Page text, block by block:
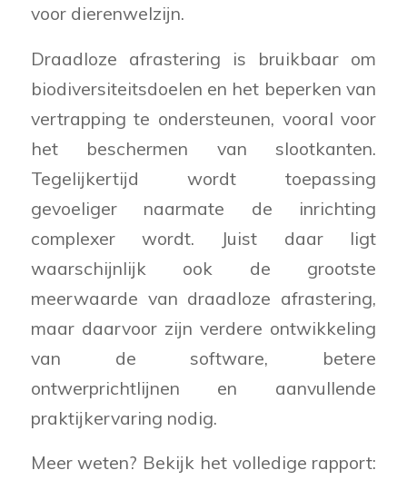
voor dierenwelzijn.
Draadloze afrastering is bruikbaar om
biodiversiteitsdoelen en het beperken van
vertrapping te ondersteunen, vooral voor
het beschermen van slootkanten.
Tegelijkertijd wordt toepassing
gevoeliger naarmate de inrichting
complexer wordt. Juist daar ligt
waarschijnlijk ook de grootste
meerwaarde van draadloze afrastering,
maar daarvoor zijn verdere ontwikkeling
van de software, betere
ontwerprichtlijnen en aanvullende
praktijkervaring nodig.
Meer weten? Bekijk het volledige rapport: